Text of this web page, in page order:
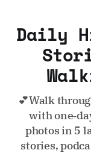
Daily
💕Walk
with
photos in 5
stories,